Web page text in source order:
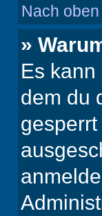
Nach oben
»
Es
dem du